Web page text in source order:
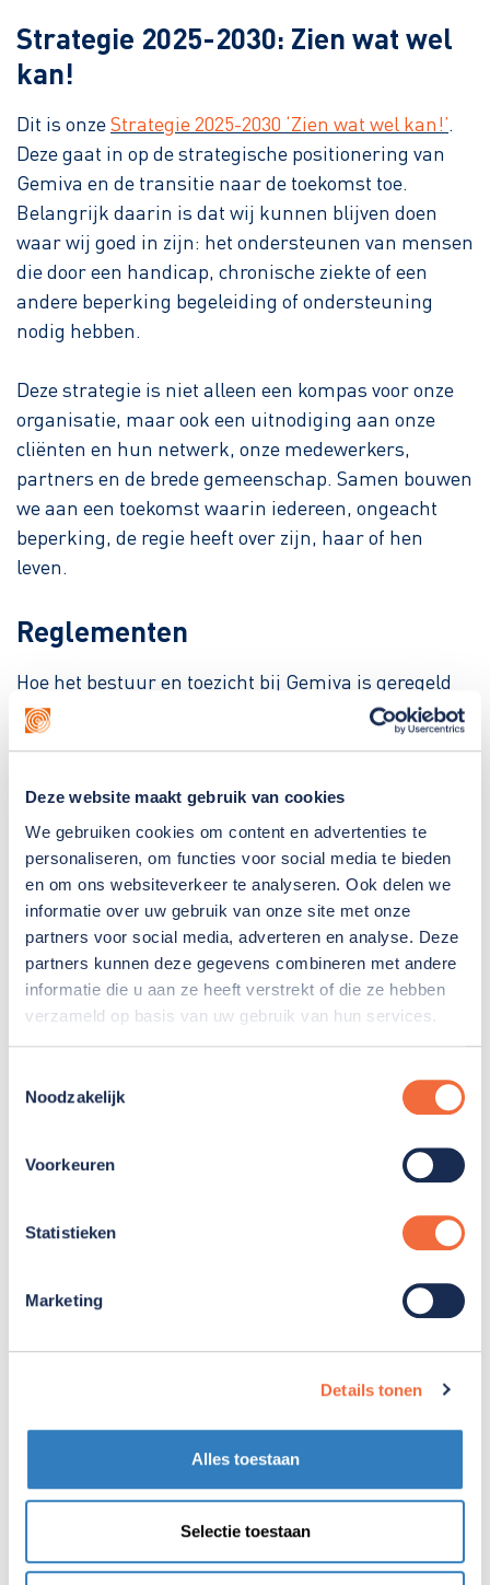
Deze website maakt gebruik van cookies
We gebruiken cookies om content en advertenties te
personaliseren, om functies voor social media te bieden
en om ons websiteverkeer te analyseren. Ook delen we
informatie over uw gebruik van onze site met onze
partners voor social media, adverteren en analyse. Deze
partners kunnen deze gegevens combineren met andere
informatie die u aan ze heeft verstrekt of die ze hebben
verzameld op basis van uw gebruik van hun services.
Noodzakelijk
Voorkeuren
Statistieken
Marketing
Details tonen
Alles toestaan
Selectie toestaan
Strategie 2025-2030: Zien wat wel
kan!
Dit is onze Strategie 2025-2030 ‘Zien wat wel kan!’.
Deze gaat in op de strategische positionering van
Gemiva en de transitie naar de toekomst toe.
Belangrijk daarin is dat wij kunnen blijven doen
waar wij goed in zijn: het ondersteunen van mensen
die door een handicap, chronische ziekte of een
andere beperking begeleiding of ondersteuning
nodig hebben.
Deze strategie is niet alleen een kompas voor onze
organisatie, maar ook een uitnodiging aan onze
cliënten en hun netwerk, onze medewerkers,
partners en de brede gemeenschap. Samen bouwen
we aan een toekomst waarin iedereen, ongeacht
beperking, de regie heeft over zijn, haar of hen
leven.
Reglementen
Hoe het bestuur en toezicht bij Gemiva is geregeld
en hoe we de Governancecode Zorg in de praktijk
Statuten
Conflictregeling Raad van Toezicht - Raad van
Bestuur
Bestuursreglement Gemiva 2026
Reglement onkosten bestuurders
uitnodigingen en aannemen geschenken door
bestuurders en beoordelen nevenfuncties
Over de toepassing van de Zorgbrede Governance
beleidsdocumentatie doen wij jaarlijks verslag in
functies van onze toezichthouders en bestuurders
Toezicht geaccordeerde) nevenfuncties.
Wnt-gegevens bestuurders en
toezichthouders publiceren wij in onze
jaarrekening. Onze jaarrekeningen over de
achterliggende zeven jaar vindt u
landelijke site met verantwoordingsdocumenten